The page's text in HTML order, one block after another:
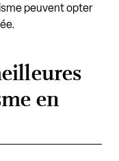
peuvent opter
en